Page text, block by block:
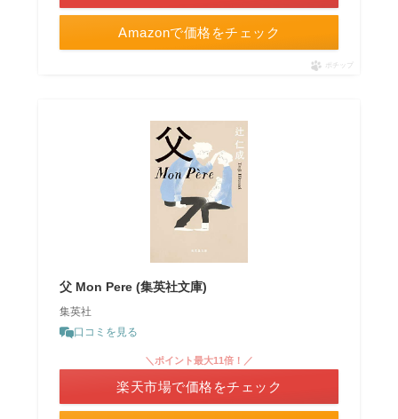
Amazonで価格をチェック
ポチップ
父 Mon Pere (集英社文庫)
集英社
口コミを見る
＼ポイント最大11倍！／
楽天市場で価格をチェック